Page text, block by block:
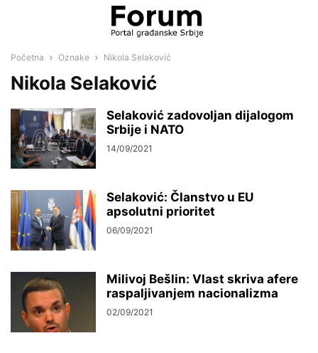
Početna Oznake Nikola Selaković
Nikola Selaković
Selaković zadovoljan dijalogom
Srbije i NATO
14/09/2021
Selaković: Članstvo u EU
apsolutni prioritet
06/09/2021
Milivoj Bešlin: Vlast skriva afere
raspaljivanjem nacionalizma
02/09/2021